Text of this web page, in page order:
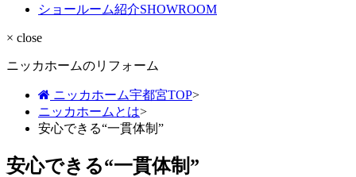
ショールーム紹介SHOWROOM
× close
ニッカホームのリフォーム
ニッカホーム宇都宮TOP>
ニッカホームとは>
安心できる“一貫体制”
安心できる“一貫体制”